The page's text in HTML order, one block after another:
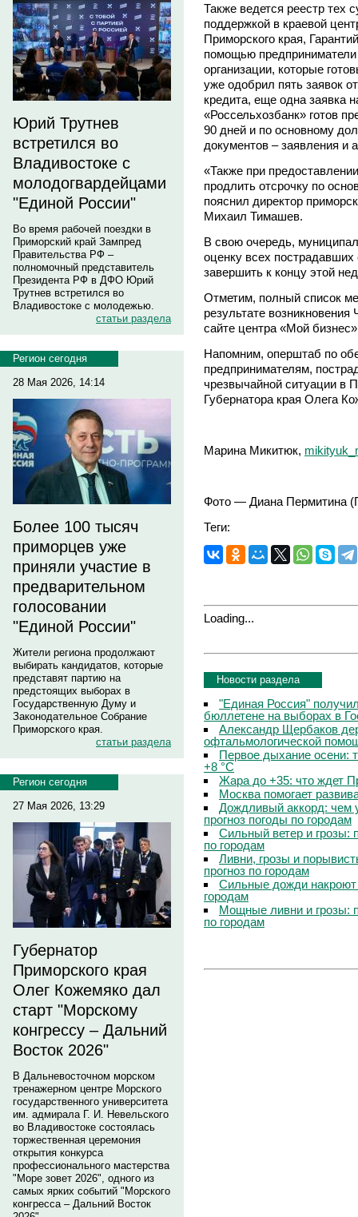
Юрий Трутнев
встретился во
Владивостоке с
молодогвардейцами
"Единой России"
Во время рабочей поездки в
Приморский край Зампред
Правительства РФ –
полномочный представитель
Президента РФ в ДФО Юрий
Трутнев встретился во
Владивостоке с молодежью.
статьи раздела
Регион сегодня
28 Мая 2026, 14:14
Более 100 тысяч
приморцев уже
приняли участие в
предварительном
голосовании
"Единой России"
Жители региона продолжают
выбирать кандидатов, которые
представят партию на
предстоящих выборах в
Государственную Думу и
Законодательное Собрание
Приморского края.
статьи раздела
Регион сегодня
27 Мая 2026, 13:29
Губернатор
Приморского края
Олег Кожемяко дал
старт "Морскому
конгрессу – Дальний
Восток 2026"
В Дальневосточном морском
тренажерном центре Морского
государственного университета
им. адмирала Г. И. Невельского
во Владивостоке состоялась
торжественная церемония
открытия конкурса
профессионального мастерства
"Море зовет 2026", одного из
самых ярких событий "Морского
конгресса – Дальний Восток
Также ведется реестр тех
поддержкой в краевой
Приморского края,
помощью
организации, которые
уже одобрил пять заявок
кредита, еще одна заявка
«Россельхозбанк» готов
90 дней и по основному
документов – заявления и
«Также при
продлить отсрочку по
пояснил директор
Михаил Тимашев.
В свою очередь,
оценку всех
завершить к концу этой
Отметим, полный список
результате
сайте центра «Мой
Напомним, оперштаб по
предпринимателям,
чрезвычайной ситуации в
Губернатора края Олега
Марина Микитюк,
Фото — Диана Пермитина
Теги:
Loading...
Новости раздела
"Единая Россия"
бюллетене на выборах в
Александр Щербаков
офтальмологической
Первое дыхание осени:
+8 °C
Жара до +35: что ждет
Москва помогает
Дождливый аккорд: чем
прогноз погоды по городам
Сильный ветер и грозы:
по городам
Ливни, грозы и
прогноз по городам
Сильные дожди
городам
Мощные ливни и грозы:
по городам